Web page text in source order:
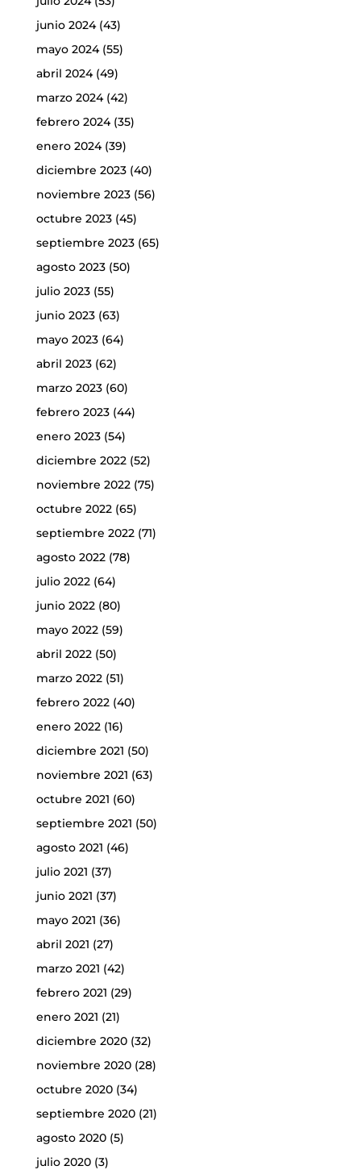
junio 2024(43)
mayo 2024(55)
abril 2024(49)
marzo 2024(42)
febrero 2024(35)
enero 2024(39)
diciembre 2023(40)
noviembre 2023(56)
octubre 2023(45)
septiembre 2023(65)
agosto 2023(50)
julio 2023(55)
junio 2023(63)
mayo 2023(64)
abril 2023(62)
marzo 2023(60)
febrero 2023(44)
enero 2023(54)
diciembre 2022(52)
noviembre 2022(75)
octubre 2022(65)
septiembre 2022(71)
agosto 2022(78)
julio 2022(64)
junio 2022(80)
mayo 2022(59)
abril 2022(50)
marzo 2022(51)
febrero 2022(40)
enero 2022(16)
diciembre 2021 (50)
noviembre 2021 (63)
octubre 2021 (60)
septiembre 2021 (50)
agosto 2021 (46)
julio 2021 (37)
junio 2021 (37)
mayo 2021 (36)
abril 2021 (27)
marzo 2021 (42)
febrero 2021 (29)
enero 2021 (21)
diciembre 2020(32)
noviembre 2020(28)
octubre 2020(34)
septiembre 2020(21)
agosto 2020(5)
julio 2020(3)